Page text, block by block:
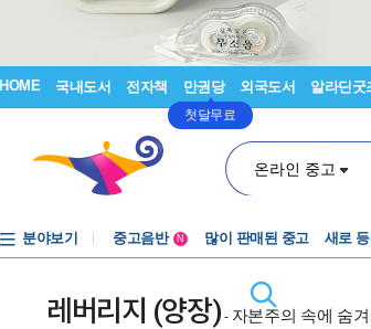
HOME 국내도서 전자책 만권당
첫달무료
외국도서 알라딘굿
온라인 중고
분야보기
중고음반
중고음반
N 많이 판매된 중고 새로
레버리지 (양장) - 자본주의 속에 숨